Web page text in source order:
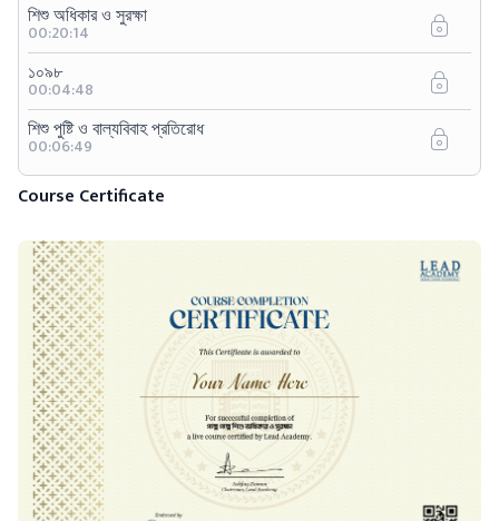
শিশু অধিকার ও সুরক্ষা
00:20:14
১০৯৮
00:04:48
শিশু পুষ্টি ও বাল্যবিবাহ প্রতিরোধ
00:06:49
Course Certificate